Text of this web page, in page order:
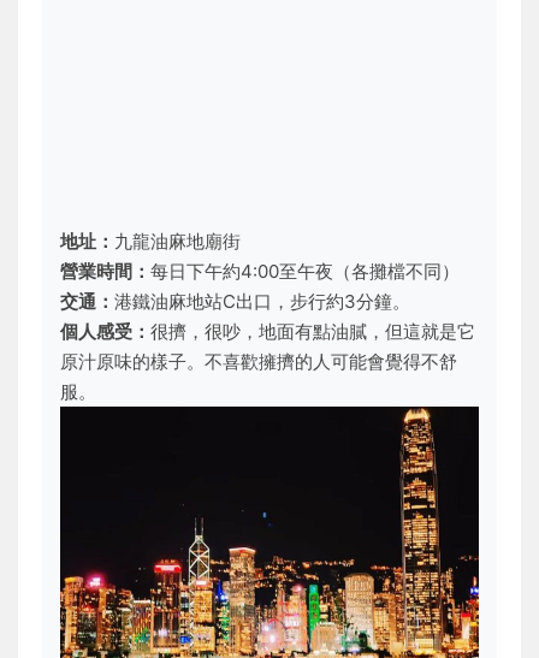
地址： 九龍油麻地廟街
營業時間： 每日下午約4:00至午夜（各攤檔不同）
交通： 港鐵油麻地站C出口，步行約3分鐘。
個人感受： 很擠，很吵，地面有點油膩，但這就是它
原汁原味的樣子。不喜歡擁擠的人可能會覺得不舒
服。